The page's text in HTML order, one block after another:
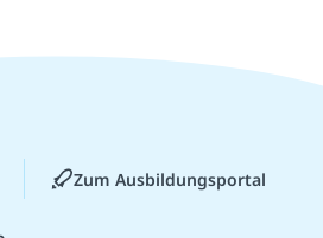
Zum Ausbildungsportal